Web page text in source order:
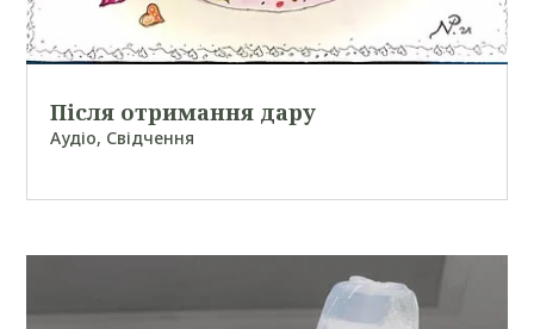
Після отримання дару
Аудіо, Свідчення